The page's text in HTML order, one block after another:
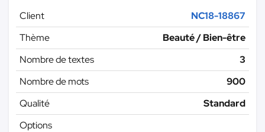
Client
NC18-18867
Thème
Beauté / Bien-être
Nombre de textes
3
Nombre de mots
900
Qualité
Standard
Options